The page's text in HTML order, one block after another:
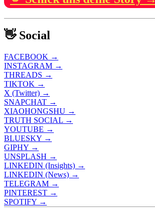
👋 Social
FACEBOOK →
INSTAGRAM →
THREADS →
TIKTOK →
X (Twitter) →
SNAPCHAT →
XIAOHONGSHU →
TRUTH SOCIAL →
YOUTUBE →
BLUESKY →
GIPHY →
UNSPLASH →
LINKEDIN (Insights) →
LINKEDIN (News) →
TELEGRAM →
PINTEREST →
SPOTIFY →